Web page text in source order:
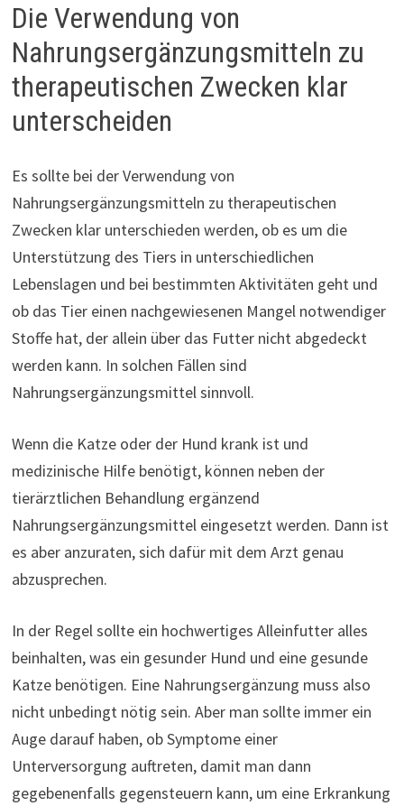
Die Verwendung von
Nahrungsergänzungsmitteln zu
therapeutischen Zwecken klar
unterscheiden
Es sollte bei der Verwendung von
Nahrungsergänzungsmitteln zu therapeutischen
Zwecken klar unterschieden werden, ob es um die
Unterstützung des Tiers in unterschiedlichen
Lebenslagen und bei bestimmten Aktivitäten geht und
ob das Tier einen nachgewiesenen Mangel notwendiger
Stoffe hat, der allein über das Futter nicht abgedeckt
werden kann. In solchen Fällen sind
Nahrungsergänzungsmittel sinnvoll.
Wenn die Katze oder der Hund krank ist und
medizinische Hilfe benötigt, können neben der
tierärztlichen Behandlung ergänzend
Nahrungsergänzungsmittel eingesetzt werden. Dann ist
es aber anzuraten, sich dafür mit dem Arzt genau
abzusprechen.
In der Regel sollte ein hochwertiges Alleinfutter alles
beinhalten, was ein gesunder Hund und eine gesunde
Katze benötigen. Eine Nahrungsergänzung muss also
nicht unbedingt nötig sein. Aber man sollte immer ein
Auge darauf haben, ob Symptome einer
Unterversorgung auftreten, damit man dann
gegebenenfalls gegensteuern kann, um eine Erkrankung